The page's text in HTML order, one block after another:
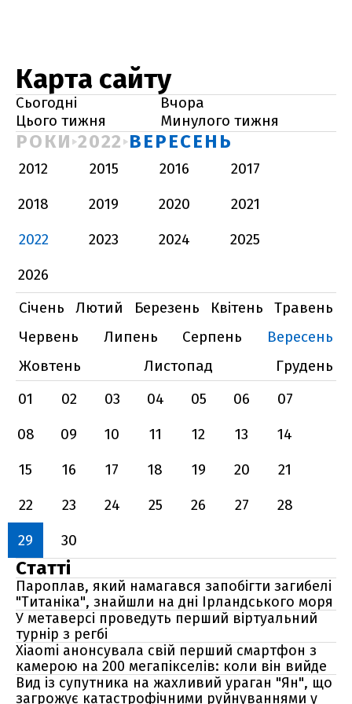
Карта сайту
Сьогодні
Вчора
Цього тижня
Минулого тижня
РОКИ 2022 ВЕРЕСЕНЬ
2012 2015 2016
2017
2018
2019 2020
2021
2022
2023 2024
2025
2026
Січень
Лютий Березень Квітень
Травень
Червень
Липень Серпень
Вересень
Жовтень
Листопад
Грудень
01
02 03 04 05 06
07
08
09 10 11 12 13
14
15
16 17 18 19 20
21
22
23 24 25 26 27
28
29
30
Статті
Пароплав, який намагався запобігти загибелі
"Титаніка", знайшли на дні Ірландського моря
У метаверсі проведуть перший віртуальний
турнір з регбі
Xiaomi анонсувала свій перший смартфон з
камерою на 200 мегапікселів: коли він вийде
Вид із супутника на жахливий ураган "Ян", що
загрожує катастрофічними руйнуваннями у